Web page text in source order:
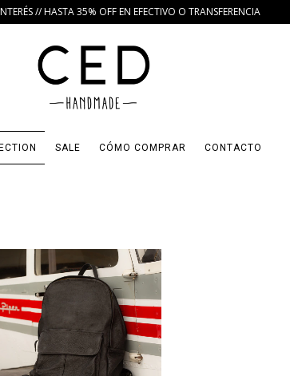
// HASTA 35% OFF EN EFECTIVO O TRANSFERENCIA
SALE CÓMO COMPRAR CONTACTO